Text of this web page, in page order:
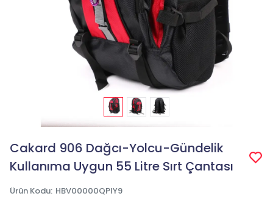
Cakard 906 Dağcı-Yolcu-Gündelik
Kullanıma Uygun 55 Litre Sırt Çantası
Ürün Kodu: HBV00000QPIY9